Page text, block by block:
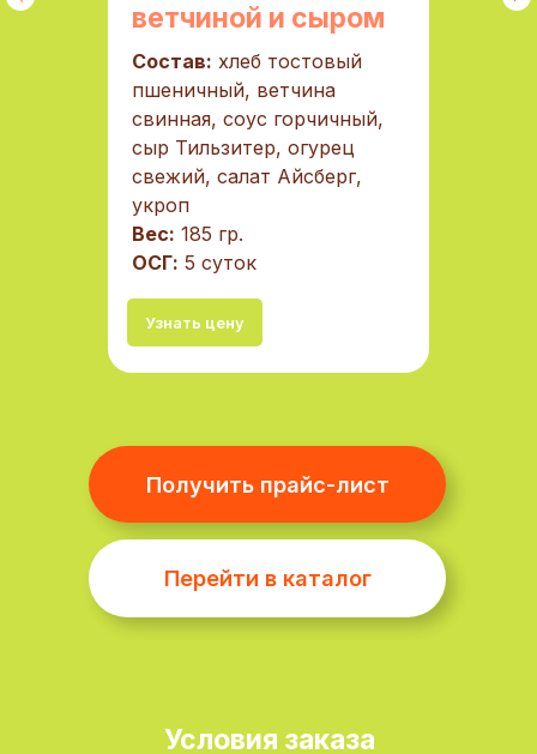
ветчиной и сыром
Состав: хлеб тостовый
пшеничный, ветчина
свинная, соус горчичный,
сыр Тильзитер, огурец
свежий, салат Айсберг,
укроп
Вес: 185 гр.
ОСГ: 5 суток
Узнать цену
Условия заказа
Хотите стать нашим